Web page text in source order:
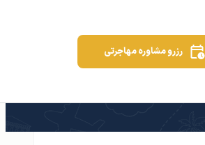
رزرو مشاوره مهاجرتی